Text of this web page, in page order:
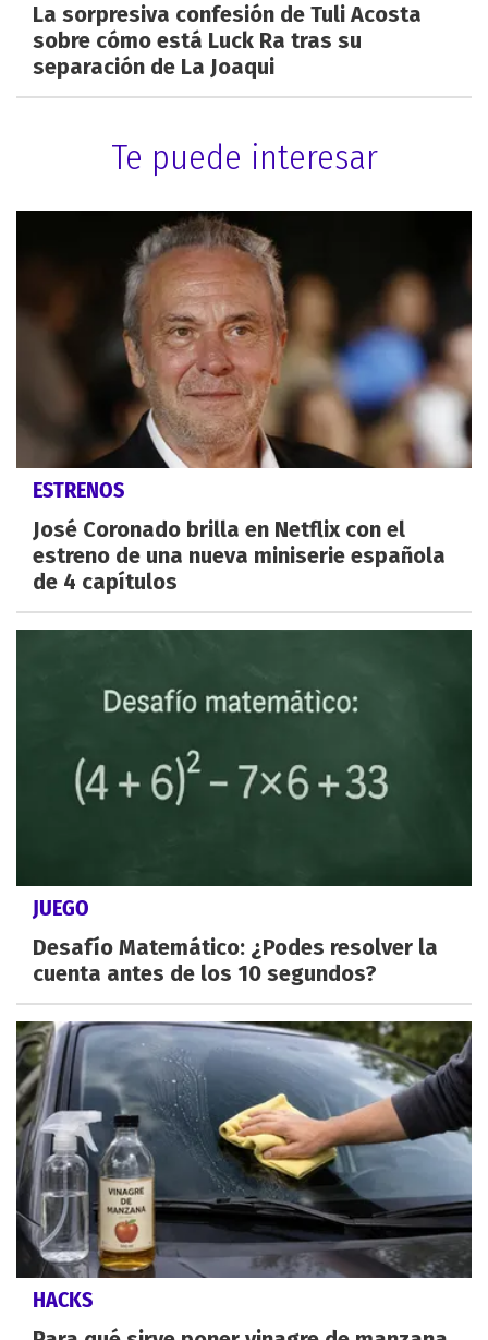
La sorpresiva confesión de Tuli Acosta
sobre cómo está Luck Ra tras su
separación de La Joaqui
Te puede interesar
ESTRENOS
José Coronado brilla en Netflix con el
estreno de una nueva miniserie española
de 4 capítulos
JUEGO
Desafío Matemático: ¿Podes resolver la
cuenta antes de los 10 segundos?
HACKS